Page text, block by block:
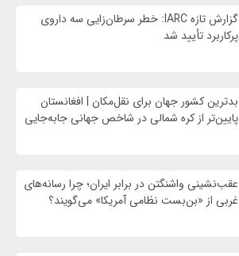
گزارش تازه IARC: خطر سرطان‌زایی سه داروی
پرکاربرد تأیید شد
بدترین کشور جهان برای نقل‌مکان | افغانستان
پایین‌تر از کره شمالی در شاخص جهانی جابه‌جایی
عقب‌نشینی واشنگتن در برابر ایران؛ چرا رسانه‌های
غربی از «بن‌بست نظامی آمریکا» می‌گویند؟